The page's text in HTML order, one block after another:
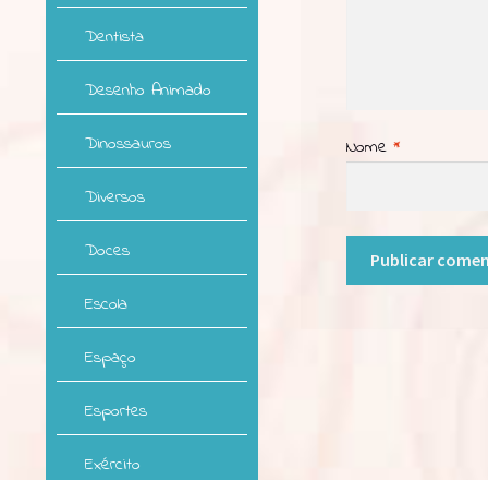
Nome *
Dentista
Desenho Animado
Dinossauros
Diversos
Doces
Escola
Espaço
Esportes
Exército